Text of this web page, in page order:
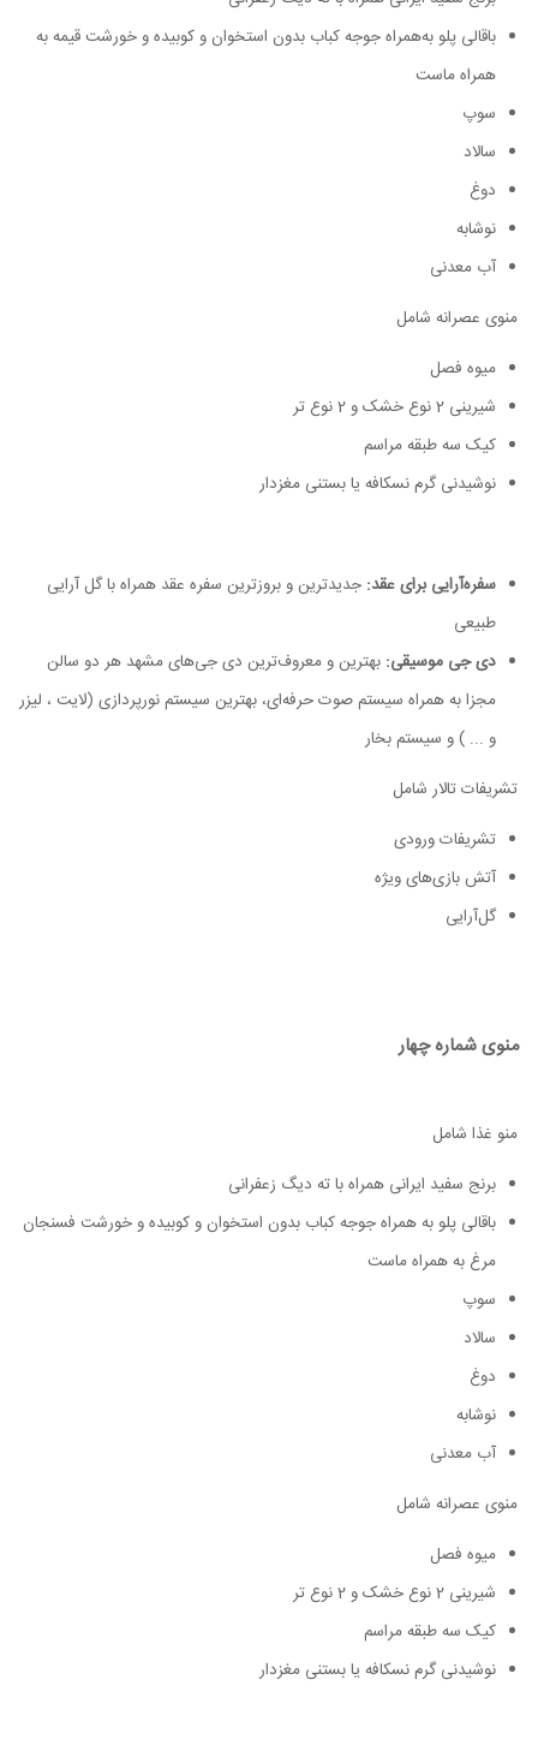
باقالی پلو به‌همراه جوجه کباب بدون استخوان و کوبیده و خورشت قیمه به
همراه ماست
سوپ
سالاد
دوغ
نوشابه
آب معدنی
منوی عصرانه شامل
میوه فصل
شیرینی 2 نوع خشک و 2 نوع تر
کیک سه طبقه مراسم
نوشیدنی گرم نسکافه یا بستنی مغزدار
سفره‌آرایی برای عقد: جدیدترین و بروزترین سفره عقد همراه با گل آرایی
طبیعی
دی جی موسیقی: بهترین و معروف‌ترین دی جی‌های مشهد هر دو سالن
مجزا به همراه سیستم صوت حرفه‌ای، بهترین سیستم نورپردازی (لایت ، لیزر
و ... ) و سیستم بخار
تشریفات تالار شامل
تشریفات ورودی
آتش بازی‌های ویژه
گل‌آرایی
منوی شماره چهار
منو غذا شامل
برنج سفید ایرانی همراه با ته دیگ زعفرانی
باقالی پلو به همراه جوجه کباب بدون استخوان و کوبیده و خورشت فسنجان
مرغ به همراه ماست
سوپ
سالاد
دوغ
نوشابه
آب معدنی
منوی عصرانه شامل
میوه فصل
شیرینی 2 نوع خشک و 2 نوع تر
کیک سه طبقه مراسم
نوشیدنی گرم نسکافه یا بستنی مغزدار